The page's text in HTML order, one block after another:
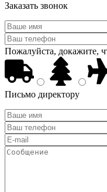
Заказать звонок
Пожалуйста, докажите,
Письмо директору